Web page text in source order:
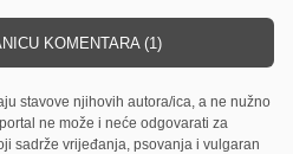
KOMENTARA (1)
stavove njihovih autora/ica, a ne nužno
ne može i neće odgovarati za
sadrže vrijeđanja, psovanja i vulgaran